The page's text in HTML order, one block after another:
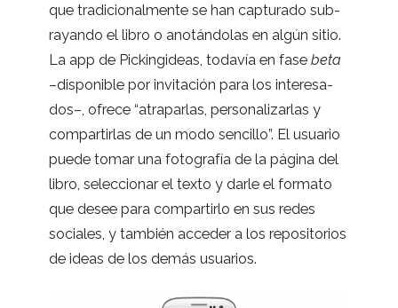
que tra­di­cio­nal­mente se han cap­tu­rado sub­
ra­yando el libro o ano­tán­do­las en algún sitio.
La app de Pickin­gi­deas, toda­vía en fase beta
–dis­po­ni­ble por invi­ta­ción para los intere­sa­
dos–, ofrece “atra­par­las, per­so­na­li­zar­las y
com­par­tir­las de un modo sen­ci­llo”. El usua­rio
puede tomar una foto­gra­fía de la página del
libro, selec­cio­nar el texto y darle el for­mato
que desee para com­par­tirlo en sus redes
socia­les, y tam­bién acce­der a los repo­si­to­rios
de ideas de los demás usuarios.